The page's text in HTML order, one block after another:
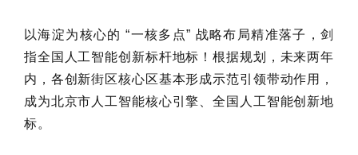
以海淀为核心的 “一核多点” 战略布局精准落子，剑
指全国人工智能创新标杆地标！根据规划，未来两年
内，各创新街区核心区基本形成示范引领带动作用，
成为北京市人工智能核心引擎、全国人工智能创新地
标。